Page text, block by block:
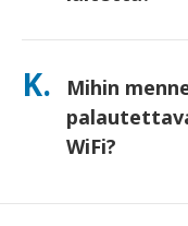
Voit lisätä
Jos jotain tapahtuu,
sinua pysymään
K.
Mihin
WiFi?